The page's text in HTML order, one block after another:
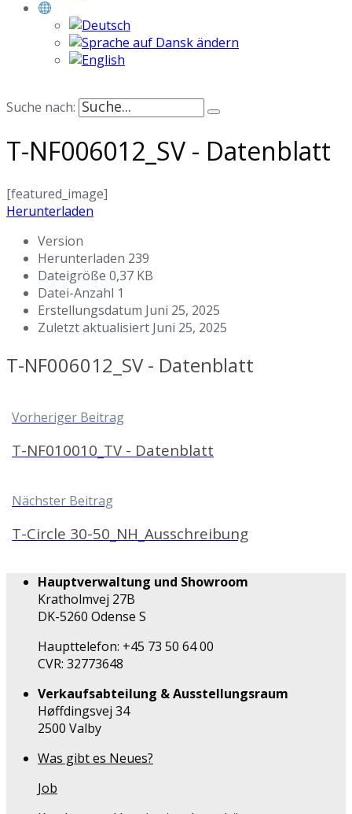
Suche nach:
T-NF006012_SV - Datenblatt
[featured_image]
Herunterladen
Version
Herunterladen 239
Dateigröße 0,37 KB
Datei-Anzahl 1
Erstellungsdatum Juni 25, 2025
Zuletzt aktualisiert Juni 25, 2025
T-NF006012_SV - Datenblatt
Vorheriger Beitrag
T-NF010010_TV - Datenblatt
Nächster Beitrag
T-Circle 30-50_NH_Ausschreibung
Hauptverwaltung und Showroom
Kratholmvej 27B
DK-5260 Odense S
Haupttelefon: +45 73 50 64 00
CVR: 32773648
Verkaufsabteilung & Ausstellungsraum
Høffdingsvej 34
2500 Valby
Was gibt es Neues?
Job